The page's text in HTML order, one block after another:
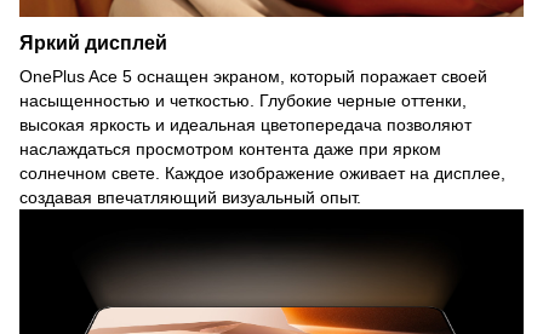
Яркий дисплей
OnePlus Ace 5 оснащен экраном, который поражает своей
насыщенностью и четкостью. Глубокие черные оттенки,
высокая яркость и идеальная цветопередача позволяют
наслаждаться просмотром контента даже при ярком
солнечном свете. Каждое изображение оживает на дисплее,
создавая впечатляющий визуальный опыт.